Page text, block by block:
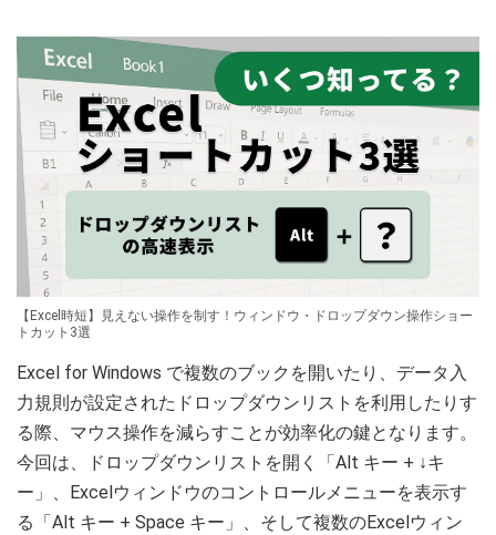
【Excel時短】見えない操作を制す！ウィンドウ・ドロップダウン操作ショー
トカット3選
Excel for Windows で複数のブックを開いたり、データ入
力規則が設定されたドロップダウンリストを利用したりす
る際、マウス操作を減らすことが効率化の鍵となります。
今回は、ドロップダウンリストを開く「Alt キー + ↓キ
ー」、Excelウィンドウのコントロールメニューを表示す
る「Alt キー + Space キー」、そして複数のExcelウィン